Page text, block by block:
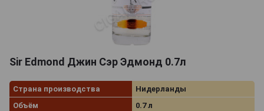
Sir Edmond Джин Сэр Эдмонд 0.7л
Страна производства
Нидерланды
Объём
0.7 л